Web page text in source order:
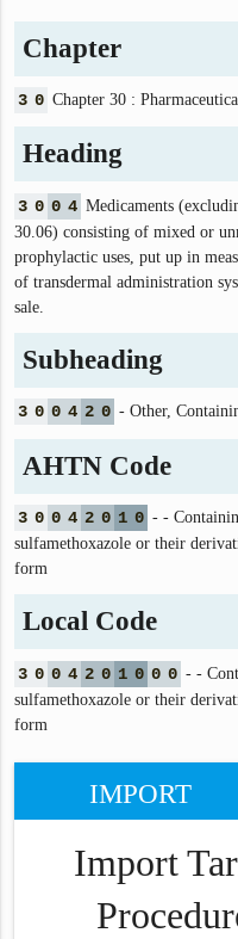
Chapter
3 0 Chapter 30 :
Heading
3 0 0 4 Medicaments
30.06) consisting of mixed or
prophylactic uses, put up in
of transdermal administration
sale.
Subheading
3 0 0 4 2 0 - Other,
AHTN Code
3 0 0 4 2 0 1 0 - -
sulfamethoxazole or their
form
Local Code
3 0 0 4 2 0 1 0 0 0 - -
sulfamethoxazole or their
form
IMPORT
Import